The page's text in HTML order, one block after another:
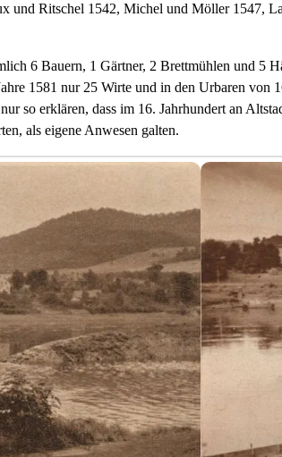
und Ritschel 1542, Michel und Möller 1547,
6 Bauern, 1 Gärtner, 2 Brettmühlen und 5
1581 nur 25 Wirte und in den Urbaren
so erklären, dass im 16. Jahrhundert an
als eigene Anwesen galten.